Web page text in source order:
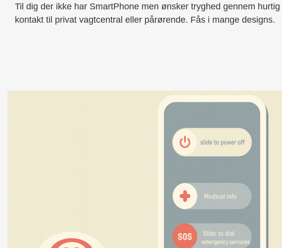
Til dig der ikke har SmartPhone men ønsker tryghed gennem hurtig
kontakt til privat vagtcentral eller pårørende. Fås i mange designs.